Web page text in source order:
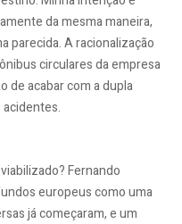
da mesma maneira,
parecida. A racionalização
circulares da empresa
de acabar com a dupla
Fernando
europeus como uma
já começaram, e um